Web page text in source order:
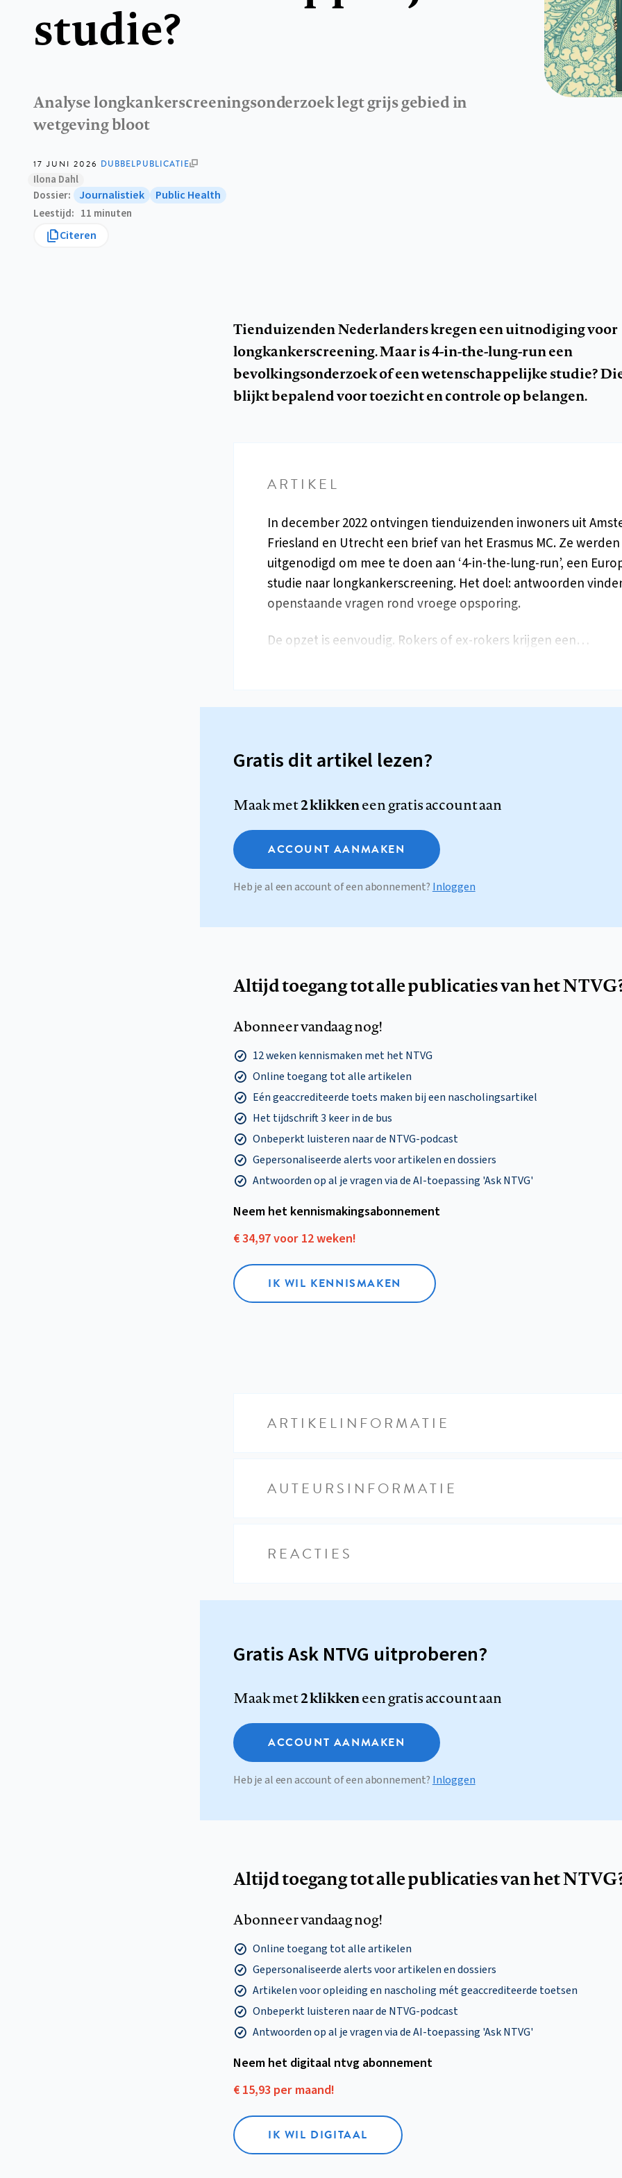
Analyse longkankerscreeningsonderzoek legt grijs gebied in
wetgeving bloot
studie?
17 JUNI 2026 DUBBELPUBLICATIE
Ilona Dahl
Dossier
Journalistiek Public Health
Leestijd 11 minuten
Citeren
Tienduizenden Nederlanders kregen een uitnodiging voor
longkankerscreening. Maar is 4-in-the-lung-run een
bevolkingsonderzoek of een wetenschappelijke studie?
blijkt bepalend voor toezicht en controle op belangen.
ARTIKEL
In december 2022 ontvingen tienduizenden inwoners uit
Friesland en Utrecht een brief van het Erasmus MC. Ze werden
uitgenodigd om mee te doen aan ‘4-in-the-lung-run’, een
studie naar longkankerscreening. Het doel: antwoorden
openstaande vragen rond vroege opsporing.
De opzet is eenvoudig. Rokers of ex-rokers krijgen een…
Gratis dit artikel lezen?
Maak met2 klikkeneen gratis account aan
ACCOUNT AANMAKEN
Heb je al een account of een abonnement? Inloggen
Altijd toegang tot alle publicaties van het
Abonneer vandaag nog!
12 weken kennismaken met het NTVG
Online toegang tot alle artikelen
Eén geaccrediteerde toets maken bij een nascholingsartikel
Het tijdschrift 3 keer in de bus
Onbeperkt luisteren naar de NTVG-podcast
Gepersonaliseerde alerts voor artikelen en dossiers
Antwoorden op al je vragen via de AI-toepassing 'Ask NTVG'
Neem het kennismakings­abonnement
€ 34,97 voor 12 weken!
IK WIL KENNISMAKEN
ARTIKELINFORMATIE
AUTEURSINFORMATIE
REACTIES
Gratis Ask NTVG uitproberen?
Maak met2 klikkeneen gratis account aan
ACCOUNT AANMAKEN
Heb je al een account of een abonnement? Inloggen
Altijd toegang tot alle publicaties van het
Abonneer vandaag nog!
Online toegang tot alle artikelen
Gepersonaliseerde alerts voor artikelen en dossiers
Artikelen voor opleiding en nascholing mét geaccrediteerde toetsen
Onbeperkt luisteren naar de NTVG-podcast
Antwoorden op al je vragen via de AI-toepassing 'Ask NTVG'
Neem het digitaal ntvg abonnement
€ 15,93 per maand!
IK WIL DIGITAAL